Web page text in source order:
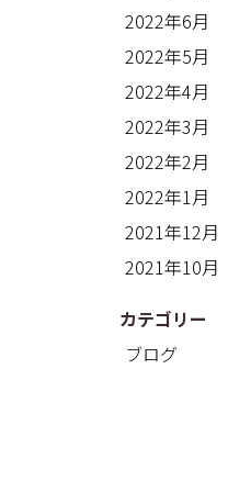
2022年6月
2022年5月
2022年4月
2022年3月
2022年2月
2022年1月
2021年12月
2021年10月
カテゴリー
ブログ